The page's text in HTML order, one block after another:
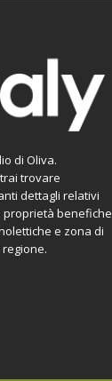
di Oliva.
trovare
dettagli relativi
proprietà benefiche
e zona di